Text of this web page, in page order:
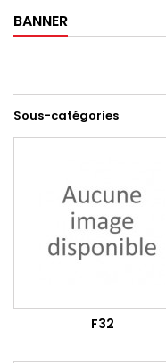
BANNER
Sous-catégories
F32